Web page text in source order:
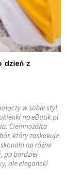
dzień z
w sobie styl,
na eButik.pl
Ciemnożółta
który zaskakuje
na różne
po bardziej
ale elegancki